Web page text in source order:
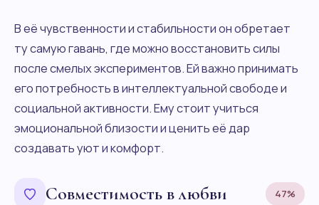
В её чувственности и стабильности он обретает
ту самую гавань, где можно восстановить силы
после смелых экспериментов. Ей важно принимать
его потребность в интеллектуальной свободе и
социальной активности. Ему стоит учиться
эмоциональной близости и ценить её дар
создавать уют и комфорт.
Совместимость в любви 47%